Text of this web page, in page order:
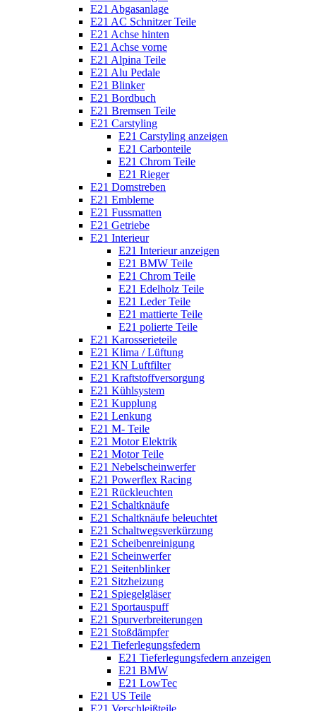
E21 Abgasanlage
E21 AC Schnitzer Teile
E21 Achse hinten
E21 Achse vorne
E21 Alpina Teile
E21 Alu Pedale
E21 Blinker
E21 Bordbuch
E21 Bremsen Teile
E21 Carstyling
E21 Carstyling anzeigen
E21 Carbonteile
E21 Chrom Teile
E21 Rieger
E21 Domstreben
E21 Embleme
E21 Fussmatten
E21 Getriebe
E21 Interieur
E21 Interieur anzeigen
E21 BMW Teile
E21 Chrom Teile
E21 Edelholz Teile
E21 Leder Teile
E21 mattierte Teile
E21 polierte Teile
E21 Karosserieteile
E21 Klima / Lüftung
E21 KN Luftfilter
E21 Kraftstoffversorgung
E21 Kühlsystem
E21 Kupplung
E21 Lenkung
E21 M- Teile
E21 Motor Elektrik
E21 Motor Teile
E21 Nebelscheinwerfer
E21 Powerflex Racing
E21 Rückleuchten
E21 Schaltknäufe
E21 Schaltknäufe beleuchtet
E21 Schaltwegsverkürzung
E21 Scheibenreinigung
E21 Scheinwerfer
E21 Seitenblinker
E21 Sitzheizung
E21 Spiegelgläser
E21 Sportauspuff
E21 Spurverbreiterungen
E21 Stoßdämpfer
E21 Tieferlegungsfedern
E21 Tieferlegungsfedern anzeigen
E21 BMW
E21 LowTec
E21 US Teile